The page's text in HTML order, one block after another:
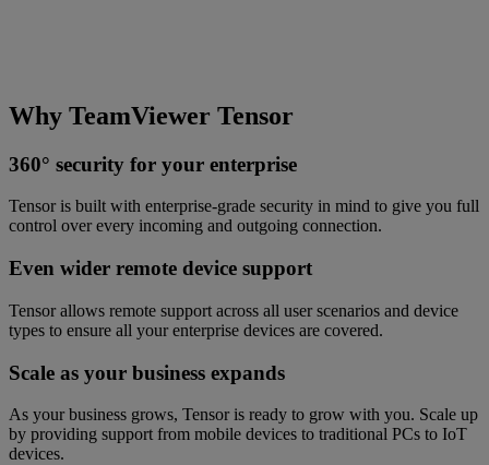
Why TeamViewer Tensor
360° security for your enterprise
Tensor is built with enterprise-grade security in mind to give you full
control over every incoming and outgoing connection.
Even wider remote device support
Tensor allows remote support across all user scenarios and device
types to ensure all your enterprise devices are covered.
Scale as your business expands
As your business grows, Tensor is ready to grow with you. Scale up
by providing support from mobile devices to traditional PCs to IoT
devices.